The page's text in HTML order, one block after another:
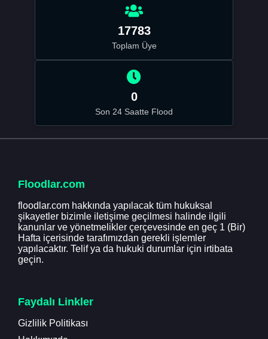
17783
Toplam Üye
0
Son 24 Saatte Flood
Floodlar.com
floodlar.com hakkında yapılacak tüm hukuksal
şikayetler bizimle iletişime geçilmesi halinde ilgili
kanunlar ve yönetmelikler çerçevesinde en geç 1 (Bir)
Hafta içerisinde tarafımızdan gerekli işlemler
yapılacaktır. Telif ya da hukuki durumlar için irtibata
geçin.
Faydalı Linkler
Gizlilik Politikası